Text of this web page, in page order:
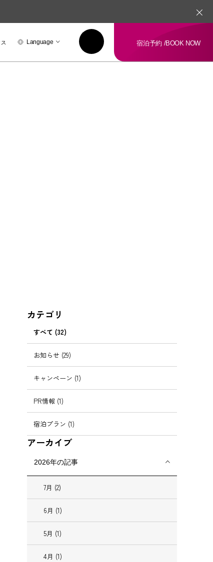
Language 宿泊予約 /BOOK NOW
カテゴリ
すべて (32)
お知らせ (29)
キャンペーン (1)
PR情報 (1)
宿泊プラン (1)
アーカイブ
2026年の記事
7月 (2)
6月 (1)
5月 (1)
4月 (1)